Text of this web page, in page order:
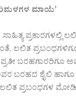
ಮಾಯೆ’
ಪ್ರಕಾರಗಳಲ್ಲಿ
ಲಲಿತ
ಪ್ರತೀ ಬರಹಗಾರರಿಗೂ
ಬರಹದ ಶೈಲಿ
ಲಲಿತ ಪ್ರಬಂಧಗಳ